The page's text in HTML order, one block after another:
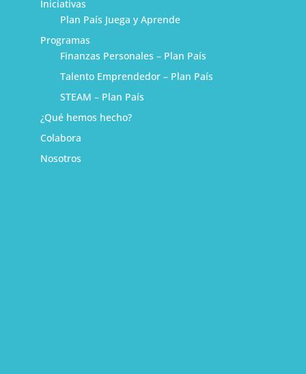
Iniciativas
Plan País Juega y Aprende
Programas
Finanzas Personales – Plan País
Talento Emprendedor – Plan País
STEAM – Plan País
¿Qué hemos hecho?
Colabora
Nosotros